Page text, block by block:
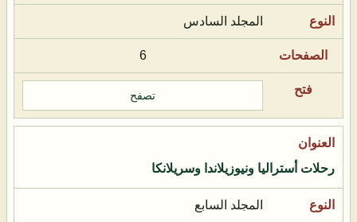
المجلد السادس
6
تصفح
رحلات أستراليا ونيوزيلاندا وسريلانكا
المجلد السابع